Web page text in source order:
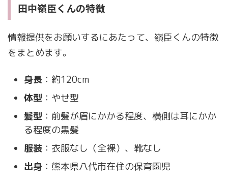
田中嶺臣くんの特徴
情報提供をお願いするにあたって、嶺臣くんの特徴
をまとめます。
身長 ：約120cm
体型 ：やせ型
髪型 ：前髪が眉にかかる程度、横側は耳にかか
る程度の黒髪
服装 ：衣服なし（全裸）、靴なし
出身 ：熊本県八代市在住の保育園児